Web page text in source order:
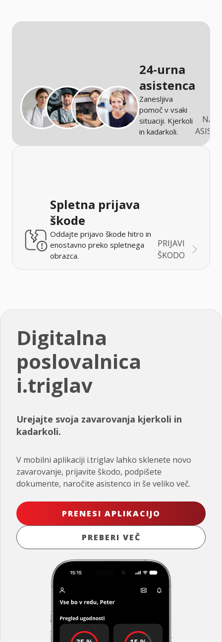
24-urna
asistenca
Zanesljiva
pomoč v vsaki
situaciji. Kjerkoli
in kadarkoli.
Spletna prijava
škode
Oddajte prijavo škode hitro in
enostavno preko spletnega
obrazca.
PRIJAVI
ŠKODO
Digitalna
poslovalnica
i.triglav
Urejajte svoja zavarovanja kjerkoli in
kadarkoli.
V mobilni aplikaciji i.triglav lahko sklenete novo
zavarovanje, prijavite škodo, podpišete
dokumente, naročite asistenco in še veliko več.
PRENESI APLIKACIJO
PREBERI VEČ